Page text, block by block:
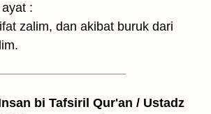
:
zalim, dan akibat buruk dari
bi Tafsiril Qur'an / Ustadz